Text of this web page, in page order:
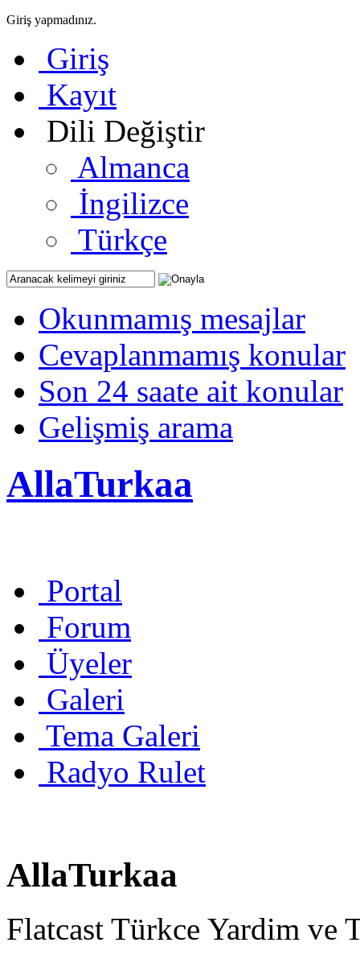
Giriş yapmadınız.
Giriş
Kayıt
Dili Değiştir
Almanca
İngilizce
Türkçe
Okunmamış mesajlar
Cevaplanmamış konular
Son 24 saate ait konular
Gelişmiş arama
AllaTurkaa
Portal
Forum
Üyeler
Galeri
Tema Galeri
Radyo Rulet
AllaTurkaa
Flatcast Türkce Yardim ve